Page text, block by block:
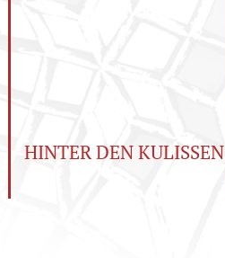
HINTER DEN KULISSEN